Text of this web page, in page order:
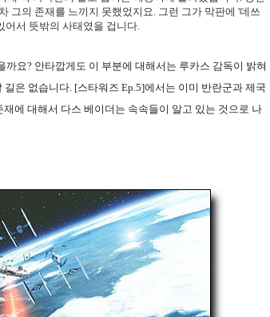
그의 존재를 느끼지 못했었지요. 그런 그가 막판에 '데쓰
어서 뜻밖의 사태였을 겁니다.
요? 안타깝게도 이 부분에 대해서는 루카스 감독이 밝혀
은 없습니다. [스타워즈 Ep.5]에서는 이미 반란군과 제국
에 대해서 다스 베이더는 속속들이 알고 있는 것으로 나